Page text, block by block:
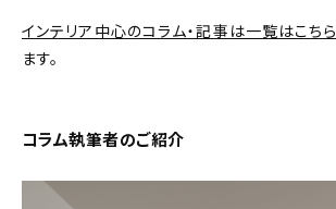
インテリア
収納/掃除
暮らし
インテリア中心のコラム・記事は一覧はこちら
ます。
コラム執筆者のご紹介